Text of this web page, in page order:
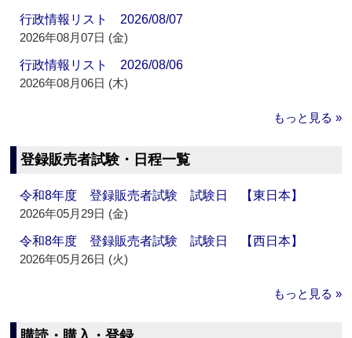
行政情報リスト 2026/08/07
2026年08月07日 (金)
行政情報リスト 2026/08/06
2026年08月06日 (木)
もっと見る »
登録販売者試験・日程一覧
令和8年度 登録販売者試験 試験日 【東日本】
2026年05月29日 (金)
令和8年度 登録販売者試験 試験日 【西日本】
2026年05月26日 (火)
もっと見る »